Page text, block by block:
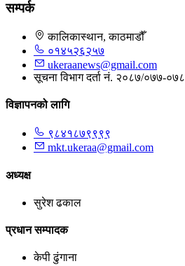
सम्पर्क
कालिकास्थान, काठमाडौँ
०१४५२६२५७
ukeraanews@gmail.com
सूचना विभाग दर्ता नं. २०८७/०७७-०७८
विज्ञापनको लागि
९८४१८७९९९९
mkt.ukeraa@gmail.com
अध्यक्ष
सुरेश ढकाल
प्रधान सम्पादक
केपी ढुंगाना